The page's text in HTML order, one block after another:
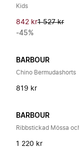
Kids
842 kr1 527 kr
-45%
BARBOUR
Chino Bermudashorts
819 kr
BARBOUR
1 220 kr